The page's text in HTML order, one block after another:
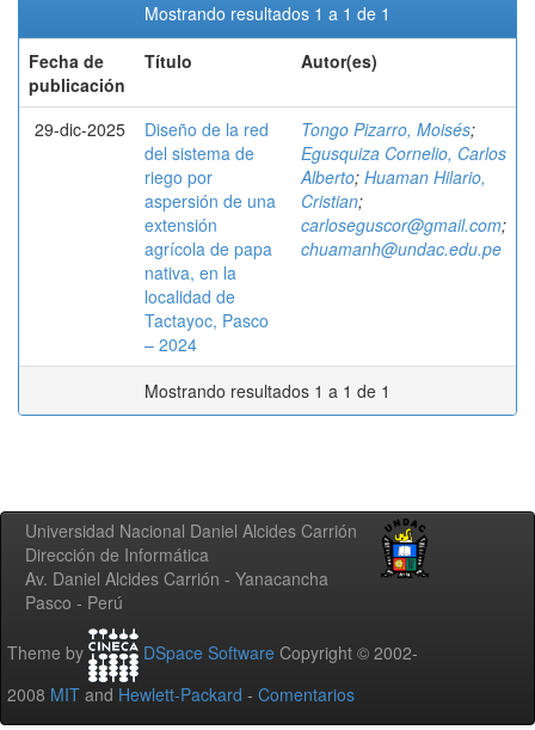
Mostrando resultados 1 a 1 de 1
Fecha de
publicación
Título Autor(es)
29-dic-2025
Diseño de la red
del sistema de
riego por
aspersión de una
extensión
agrícola de papa
nativa, en la
localidad de
Tactayoc, Pasco
– 2024
Tongo Pizarro, Moisés;
Egusquiza Cornelio, Carlos
Alberto; Huaman Hilario,
Cristian;
carloseguscor@gmail.com;
chuamanh@undac.edu.pe
Mostrando resultados 1 a 1 de 1
Universidad Nacional Daniel Alcides Carrión
Dirección de Informática
Av. Daniel Alcides Carrión - Yanacancha
Pasco - Perú
Theme by DSpace Software Copyright © 2002-
2008 MIT and Hewlett-Packard - Comentarios